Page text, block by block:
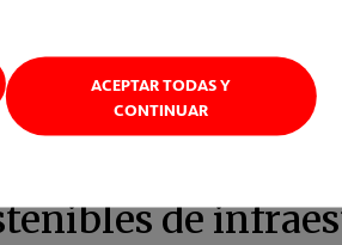
ACEPTAR TODAS Y
CONTINUAR
de